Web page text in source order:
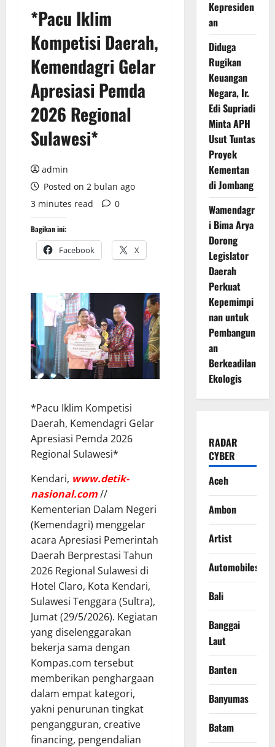
*Pacu Iklim
Kompetisi Daerah,
Kemendagri Gelar
Apresiasi Pemda
2026 Regional
Sulawesi*
admin
Posted on 2 bulan ago
3 minutes read
0
Bagikan ini:
Facebook X
*Pacu Iklim Kompetisi
Daerah, Kemendagri Gelar
Apresiasi Pemda 2026
Regional Sulawesi*
Kendari, www.detik-
nasional.com//
Kementerian Dalam Negeri
(Kemendagri) menggelar
acara Apresiasi Pemerintah
Daerah Berprestasi Tahun
2026 Regional Sulawesi di
Hotel Claro, Kota Kendari,
Sulawesi Tenggara (Sultra),
Jumat (29/5/2026). Kegiatan
yang diselenggarakan
bekerja sama dengan
Kompas.com tersebut
memberikan penghargaan
dalam empat kategori,
yakni penurunan tingkat
pengangguran, creative
financing, pengendalian
Kepresiden
an
Diduga
Rugikan
Keuangan
Negara, Ir.
Edi Supriadi
Minta APH
Usut Tuntas
Proyek
Kementan
di Jombang
Wamendagr
i Bima Arya
Dorong
Legislator
Daerah
Perkuat
Kepemimpi
nan untuk
Pembangun
an
Berkeadilan
Ekologis
RADAR
CYBER
Aceh
Ambon
Artist
Automobiles
Bali
Banggai
Laut
Banten
Banyumas
Batam